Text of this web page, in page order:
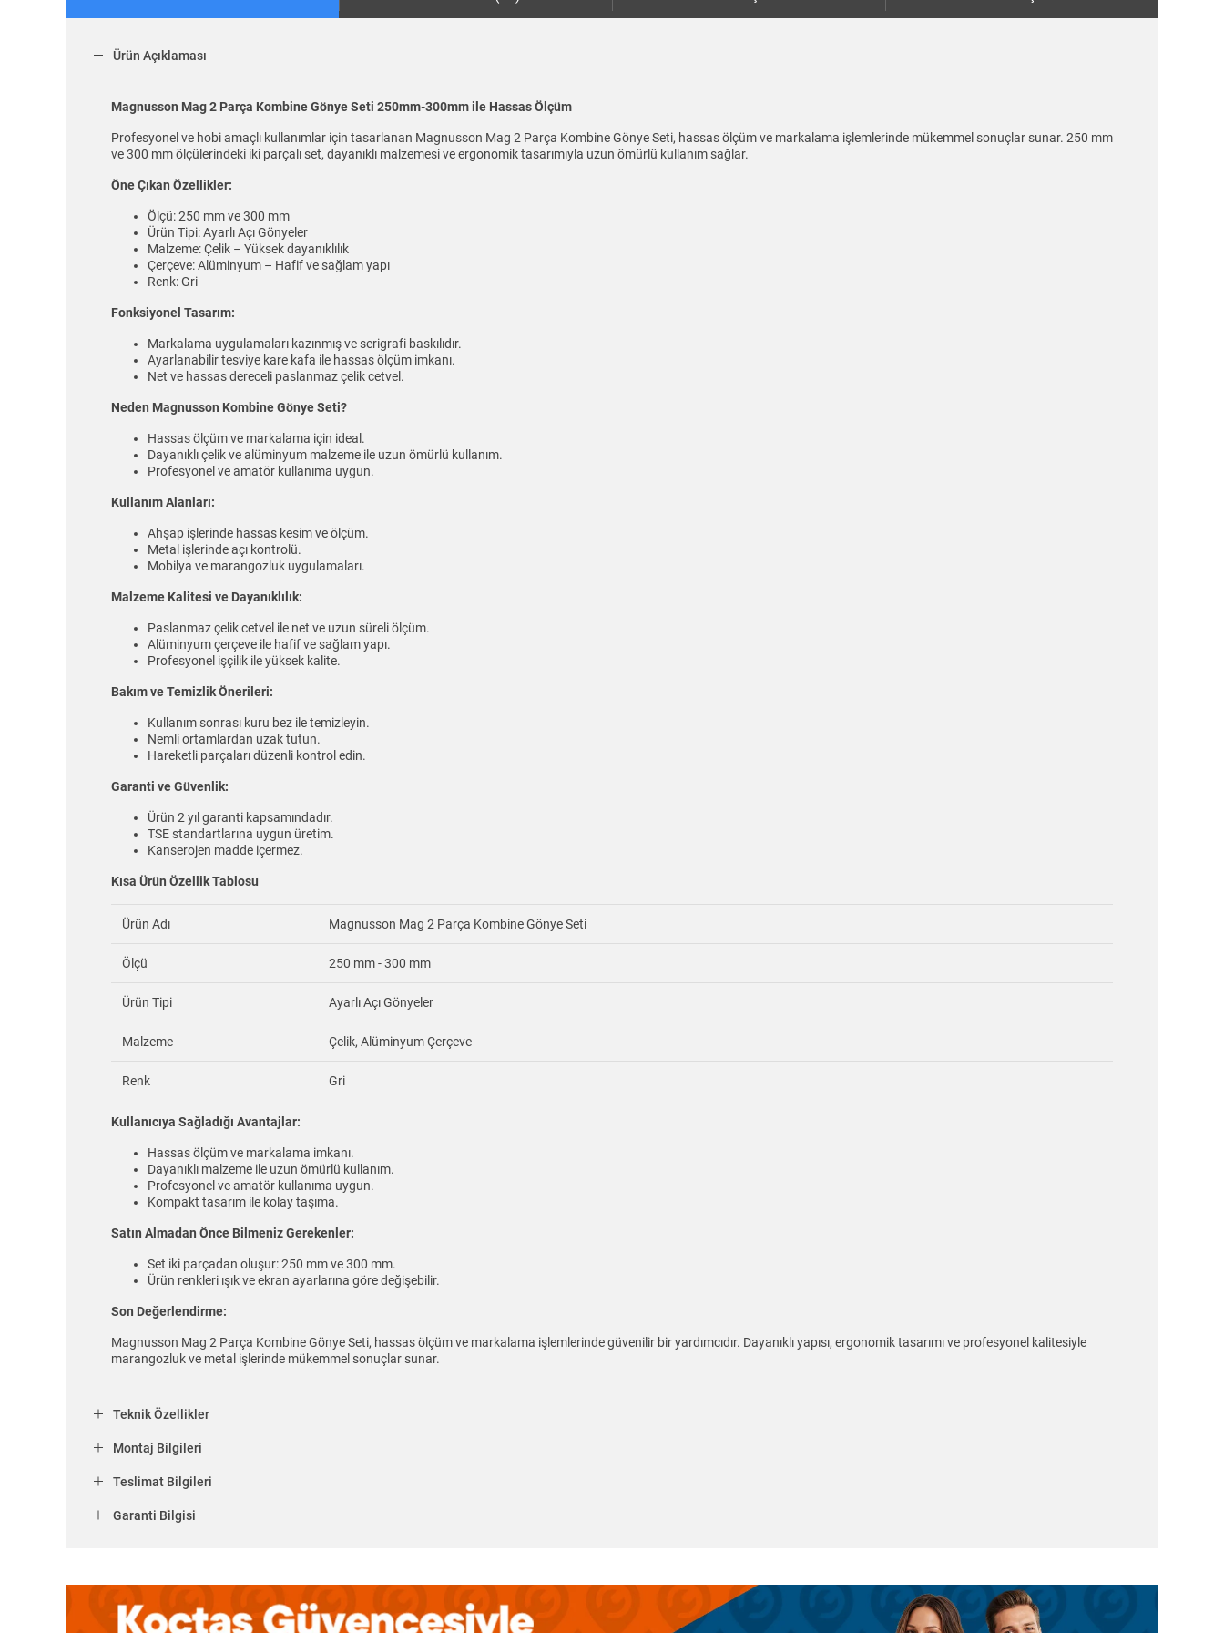
Ürün Açıklaması
Magnusson Mag 2 Parça Kombine Gönye Seti 250mm-300mm ile Hassas Ölçüm
Profesyonel ve hobi amaçlı kullanımlar için tasarlanan Magnusson Mag 2 Parça Kombine Gönye Seti, hassas ölçüm ve markalama işlemlerinde mükemmel sonuçlar sunar. 250 mm
ve 300 mm ölçülerindeki iki parçalı set, dayanıklı malzemesi ve ergonomik tasarımıyla uzun ömürlü kullanım sağlar.
Öne Çıkan Özellikler:
Ölçü: 250 mm ve 300 mm
Ürün Tipi: Ayarlı Açı Gönyeler
Malzeme: Çelik – Yüksek dayanıklılık
Çerçeve: Alüminyum – Hafif ve sağlam yapı
Renk: Gri
Fonksiyonel Tasarım:
Markalama uygulamaları kazınmış ve serigrafi baskılıdır.
Ayarlanabilir tesviye kare kafa ile hassas ölçüm imkanı.
Net ve hassas dereceli paslanmaz çelik cetvel.
Neden Magnusson Kombine Gönye Seti?
Hassas ölçüm ve markalama için ideal.
Dayanıklı çelik ve alüminyum malzeme ile uzun ömürlü kullanım.
Profesyonel ve amatör kullanıma uygun.
Kullanım Alanları:
Ahşap işlerinde hassas kesim ve ölçüm.
Metal işlerinde açı kontrolü.
Mobilya ve marangozluk uygulamaları.
Malzeme Kalitesi ve Dayanıklılık:
Paslanmaz çelik cetvel ile net ve uzun süreli ölçüm.
Alüminyum çerçeve ile hafif ve sağlam yapı.
Profesyonel işçilik ile yüksek kalite.
Bakım ve Temizlik Önerileri:
Kullanım sonrası kuru bez ile temizleyin.
Nemli ortamlardan uzak tutun.
Hareketli parçaları düzenli kontrol edin.
Garanti ve Güvenlik:
Ürün 2 yıl garanti kapsamındadır.
TSE standartlarına uygun üretim.
Kanserojen madde içermez.
Kısa Ürün Özellik Tablosu
Ürün Adı Magnusson Mag 2 Parça Kombine Gönye Seti
Ölçü 250 mm - 300 mm
Ürün Tipi Ayarlı Açı Gönyeler
Malzeme Çelik, Alüminyum Çerçeve
Renk Gri
Kullanıcıya Sağladığı Avantajlar:
Hassas ölçüm ve markalama imkanı.
Dayanıklı malzeme ile uzun ömürlü kullanım.
Profesyonel ve amatör kullanıma uygun.
Kompakt tasarım ile kolay taşıma.
Satın Almadan Önce Bilmeniz Gerekenler:
Set iki parçadan oluşur: 250 mm ve 300 mm.
Ürün renkleri ışık ve ekran ayarlarına göre değişebilir.
Son Değerlendirme:
Magnusson Mag 2 Parça Kombine Gönye Seti, hassas ölçüm ve markalama işlemlerinde güvenilir bir yardımcıdır. Dayanıklı yapısı, ergonomik tasarımı ve profesyonel kalitesiyle
marangozluk ve metal işlerinde mükemmel sonuçlar sunar.
Teknik Özellikler
Montaj Bilgileri
Teslimat Bilgileri
Garanti Bilgisi